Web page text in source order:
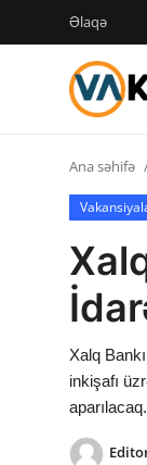
Əlaqə
Login
Maliyyə
Xəbərlər
AZ
Ana səhifə
Xalq
inkişafı
aparılacaq.